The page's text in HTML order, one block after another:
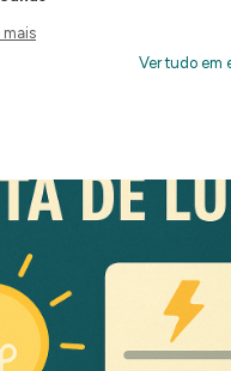
mais
Ver tudo em